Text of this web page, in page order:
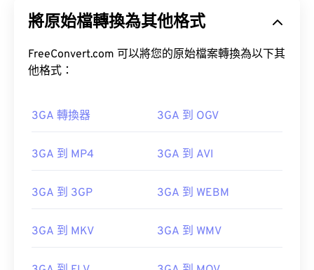
將原始檔轉換為其他格式
FreeConvert.com 可以將您的原始檔案轉換為以下其
他格式：
3GA 轉換器 3GA 到 OGV
3GA 到 MP4 3GA 到 AVI
3GA 到 3GP 3GA 到 WEBM
3GA 到 MKV 3GA 到 WMV